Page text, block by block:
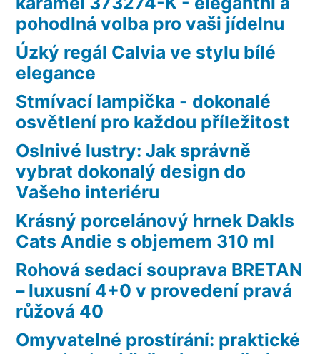
pohodlná volba pro vaši jídelnu
Úzký regál Calvia ve stylu bílé
elegance
Stmívací lampička - dokonalé
osvětlení pro každou příležitost
Oslnivé lustry: Jak správně
vybrat dokonalý design do
Vašeho interiéru
Krásný porcelánový hrnek Dakls
Cats Andie s objemem 310 ml
Rohová sedací souprava BRETAN
– luxusní 4+0 v provedení pravá
růžová 40
Omyvatelné prostírání: praktické